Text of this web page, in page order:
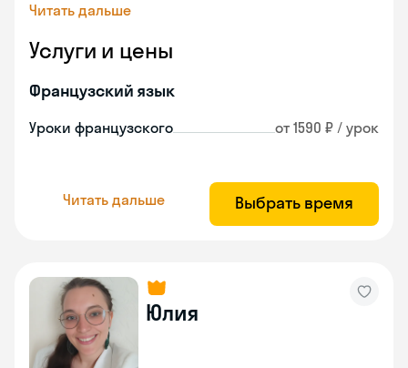
Читать дальше
Услуги и цены
Французский язык
Уроки французского от 1590 ₽ / урок
Читать дальше Выбрать время
Юлия